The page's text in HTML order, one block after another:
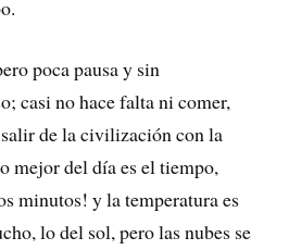
poca pausa y sin
casi no hace falta ni comer,
de la civilización con la
mejor del día es el tiempo,
minutos! y la temperatura es
lo del sol, pero las nubes se